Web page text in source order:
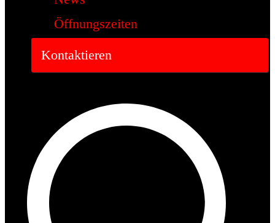
Öffnungszeiten
Kontaktieren